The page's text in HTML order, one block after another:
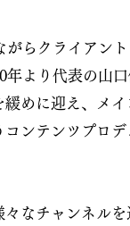
らクライアント
年より代表の山
めに迎え、メイ
ンテンツプロデ
なチャンネルを